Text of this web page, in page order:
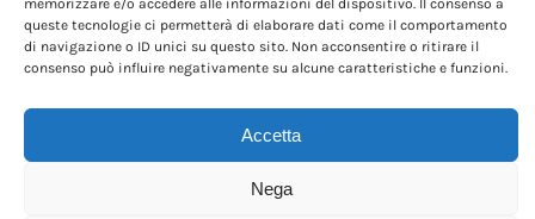
memorizzare e/o accedere alle informazioni del dispositivo. Il consenso a
queste tecnologie ci permetterà di elaborare dati come il comportamento
di navigazione o ID unici su questo sito. Non acconsentire o ritirare il
consenso può influire negativamente su alcune caratteristiche e funzioni.
Accetta
Nega